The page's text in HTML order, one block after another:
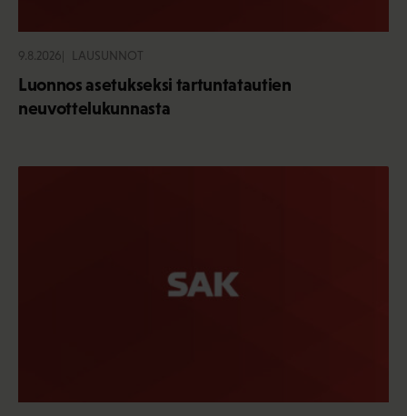
9.8.2026 LAUSUNNOT
Luonnos asetukseksi tartuntatautien
neuvottelukunnasta